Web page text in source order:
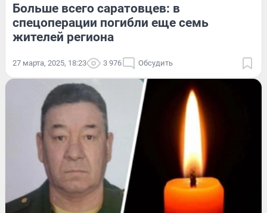
Больше всего саратовцев: в
спецоперации погибли еще семь
жителей региона
27 марта, 2025, 18:23 3 976 Обсудить